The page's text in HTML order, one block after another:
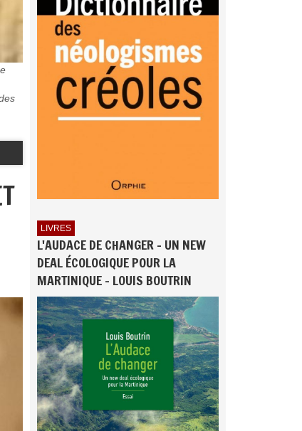
LIVRES
L'AUDACE DE CHANGER - UN NEW
DEAL ÉCOLOGIQUE POUR LA
MARTINIQUE - LOUIS BOUTRIN